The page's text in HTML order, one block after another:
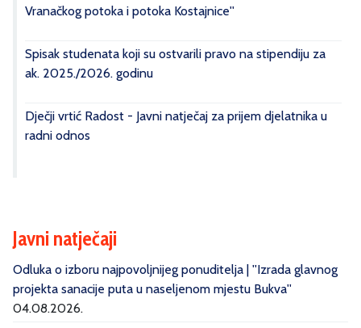
Vranačkog potoka i potoka Kostajnice''
Spisak studenata koji su ostvarili pravo na stipendiju za
ak. 2025./2026. godinu
Dječji vrtić Radost - Javni natječaj za prijem djelatnika u
radni odnos
Javni natječaji
Odluka o izboru najpovoljnijeg ponuditelja | ''Izrada glavnog
projekta sanacije puta u naseljenom mjestu Bukva''
04.08.2026.